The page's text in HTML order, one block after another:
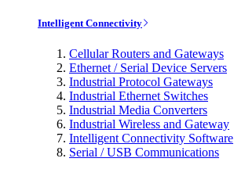
Intelligent Connectivity
Cellular Routers and Gateways
Ethernet / Serial Device Servers
Industrial Protocol Gateways
Industrial Ethernet Switches
Industrial Media Converters
Industrial Wireless and Gateway
Intelligent Connectivity Software
Serial / USB Communications